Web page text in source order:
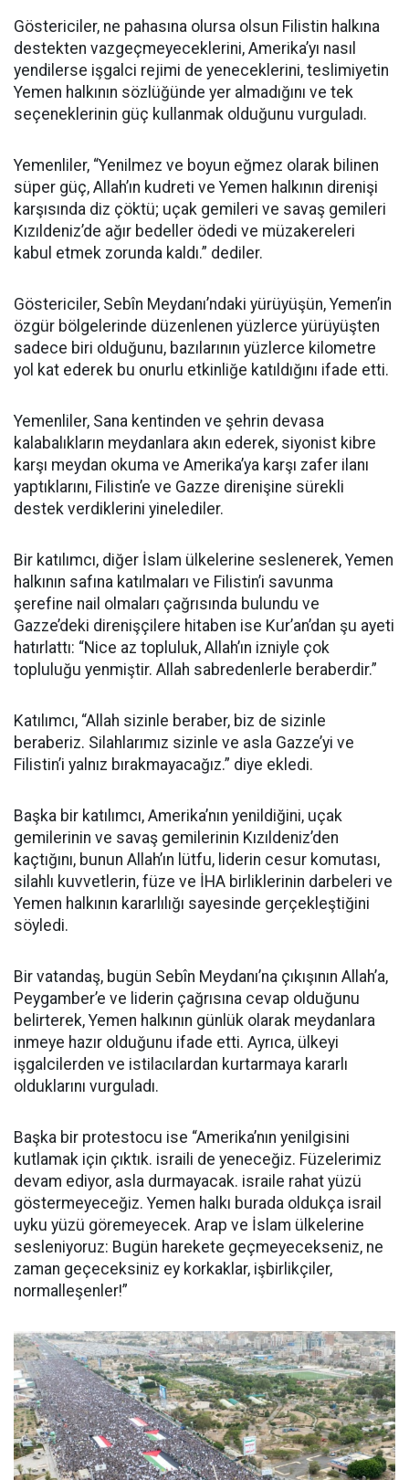
Göstericiler, ne pahasına olursa olsun Filistin halkına
destekten vazgeçmeyeceklerini, Amerika’yı nasıl
yendilerse işgalci rejimi de yeneceklerini, teslimiyetin
Yemen halkının sözlüğünde yer almadığını ve tek
seçeneklerinin güç kullanmak olduğunu vurguladı.
Yemenliler, “Yenilmez ve boyun eğmez olarak bilinen
süper güç, Allah’ın kudreti ve Yemen halkının direnişi
karşısında diz çöktü; uçak gemileri ve savaş gemileri
Kızıldeniz’de ağır bedeller ödedi ve müzakereleri
kabul etmek zorunda kaldı.” dediler.
Göstericiler, Sebîn Meydanı’ndaki yürüyüşün, Yemen’in
özgür bölgelerinde düzenlenen yüzlerce yürüyüşten
sadece biri olduğunu, bazılarının yüzlerce kilometre
yol kat ederek bu onurlu etkinliğe katıldığını ifade etti.
Yemenliler, Sana kentinden ve şehrin devasa
kalabalıkların meydanlara akın ederek, siyonist kibre
karşı meydan okuma ve Amerika’ya karşı zafer ilanı
yaptıklarını, Filistin’e ve Gazze direnişine sürekli
destek verdiklerini yinelediler.
Bir katılımcı, diğer İslam ülkelerine seslenerek, Yemen
halkının safına katılmaları ve Filistin’i savunma
şerefine nail olmaları çağrısında bulundu ve
Gazze’deki direnişçilere hitaben ise Kur’an’dan şu ayeti
hatırlattı: “Nice az topluluk, Allah’ın izniyle çok
topluluğu yenmiştir. Allah sabredenlerle beraberdir.”
Katılımcı, “Allah sizinle beraber, biz de sizinle
beraberiz. Silahlarımız sizinle ve asla Gazze’yi ve
Filistin’i yalnız bırakmayacağız.” diye ekledi.
Başka bir katılımcı, Amerika’nın yenildiğini, uçak
gemilerinin ve savaş gemilerinin Kızıldeniz’den
kaçtığını, bunun Allah’ın lütfu, liderin cesur komutası,
silahlı kuvvetlerin, füze ve İHA birliklerinin darbeleri ve
Yemen halkının kararlılığı sayesinde gerçekleştiğini
söyledi.
Bir vatandaş, bugün Sebîn Meydanı’na çıkışının Allah’a,
Peygamber’e ve liderin çağrısına cevap olduğunu
belirterek, Yemen halkının günlük olarak meydanlara
inmeye hazır olduğunu ifade etti. Ayrıca, ülkeyi
işgalcilerden ve istilacılardan kurtarmaya kararlı
olduklarını vurguladı.
Başka bir protestocu ise “Amerika’nın yenilgisini
kutlamak için çıktık. israili de yeneceğiz. Füzelerimiz
devam ediyor, asla durmayacak. israile rahat yüzü
göstermeyeceğiz. Yemen halkı burada oldukça israil
uyku yüzü göremeyecek. Arap ve İslam ülkelerine
sesleniyoruz: Bugün harekete geçmeyecekseniz, ne
zaman geçeceksiniz ey korkaklar, işbirlikçiler,
normalleşenler!”